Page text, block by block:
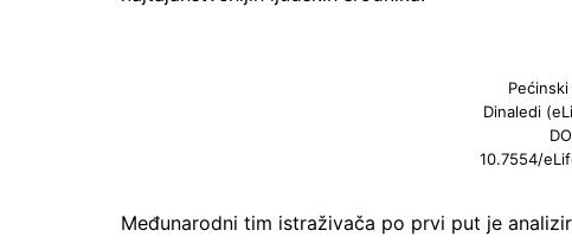
Dinaledi
10.7554/
Međunarodni tim istraživača po prvi put je